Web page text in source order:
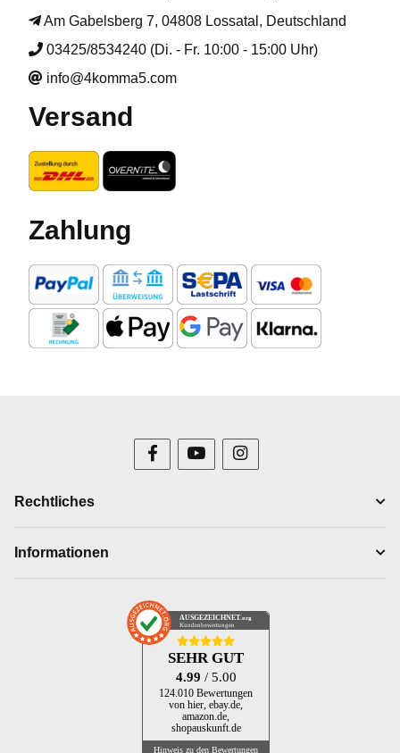
Am Gabelsberg 7, 04808 Lossatal, Deutschland
03425/8534240 (Di. - Fr. 10:00 - 15:00 Uhr)
info@4komma5.com
Versand
Zahlung
Rechtliches
Informationen
AUSGEZEICHNET .org
Kundenbewertungen
SEHR GUT
4.99 / 5.00
124.010 Bewertungen
von hier, ebay.de,
amazon.de,
shopauskunft.de
Hinweis zu den Bewertungen